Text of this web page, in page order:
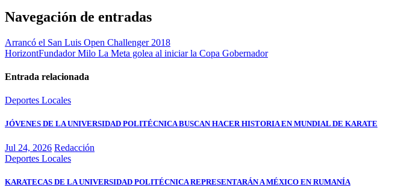
Navegación de entradas
Arrancó el San Luis Open Challenger 2018
HorizontFundador Milo La Meta golea al iniciar la Copa Gobernador
Entrada relacionada
Deportes Locales
JÓVENES DE LA UNIVERSIDAD POLITÉCNICA BUSCAN HACER HISTORIA EN MUNDIAL DE KARATE
Jul 24, 2026 Redacción
Deportes Locales
KARATECAS DE LA UNIVERSIDAD POLITÉCNICA REPRESENTARÁN A MÉXICO EN RUMANÍA